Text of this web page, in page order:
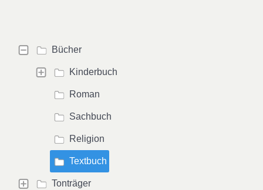
Bücher
Kinderbuch
Roman
Sachbuch
Religion
Textbuch
Tonträger